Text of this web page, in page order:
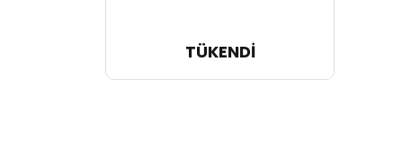
964,22 TL
TÜKENDİ